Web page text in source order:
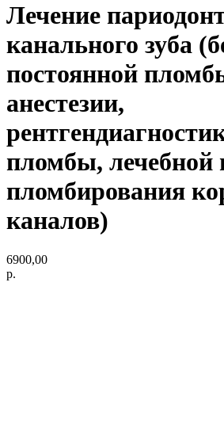
Лечение
канального зуба
постоянной
анестезии,
пломбы, лечебной
пломбирования
каналов)
6900,00
р.